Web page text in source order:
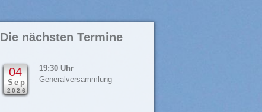
Die nächsten Termine
04
Sep
2026
19:30 Uhr
Generalversammlung